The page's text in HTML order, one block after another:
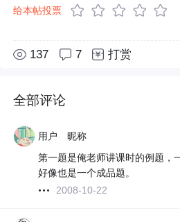
给本帖投票
137 7 打赏
全部评论
用户 昵称
第一题是俺老师讲课时的例题，
好像也是一个成品题。
2008-10-22